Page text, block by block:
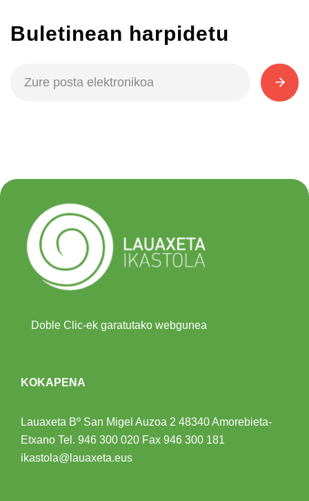
Buletinean harpidetu
Doble Clic-ek garatutako webgunea
KOKAPENA
Lauaxeta Bº San Migel Auzoa 2 48340 Amorebieta-
Etxano Tel. 946 300 020 Fax 946 300 181
ikastola@lauaxeta.eus